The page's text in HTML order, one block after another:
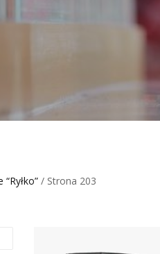
/ Strona 203